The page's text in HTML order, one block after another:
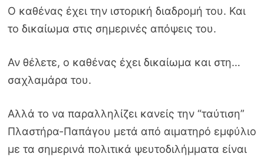
Ο καθένας έχει την ιστορική διαδρομή του. Και
το δικαίωμα στις σημερινές απόψεις του.
Αν θέλετε, ο καθένας έχει δικαίωμα και στη…
σαχλαμάρα του.
Αλλά το να παραλληλίζει κανείς την “ταύτιση”
Πλαστήρα-Παπάγου μετά από αιματηρό εμφύλιο
με τα σημερινά πολιτικά ψευτοδιλήμματα είναι